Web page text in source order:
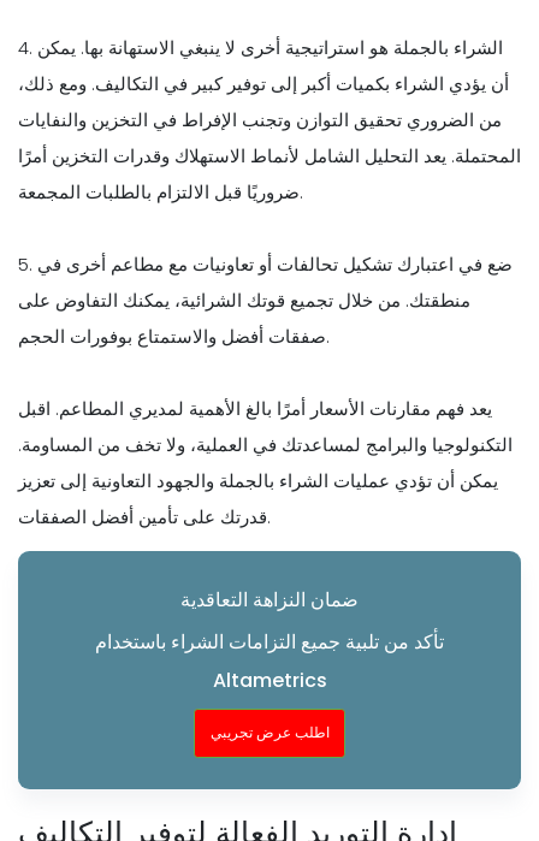
4. الشراء بالجملة هو استراتيجية أخرى لا ينبغي الاستهانة بها. يمكن
أن يؤدي الشراء بكميات أكبر إلى توفير كبير في التكاليف. ومع ذلك،
من الضروري تحقيق التوازن وتجنب الإفراط في التخزين والنفايات
المحتملة. يعد التحليل الشامل لأنماط الاستهلاك وقدرات التخزين أمرًا
ضروريًا قبل الالتزام بالطلبات المجمعة.
5. ضع في اعتبارك تشكيل تحالفات أو تعاونيات مع مطاعم أخرى في
منطقتك. من خلال تجميع قوتك الشرائية، يمكنك التفاوض على
صفقات أفضل والاستمتاع بوفورات الحجم.
يعد فهم مقارنات الأسعار أمرًا بالغ الأهمية لمديري المطاعم. اقبل
التكنولوجيا والبرامج لمساعدتك في العملية، ولا تخف من المساومة.
يمكن أن تؤدي عمليات الشراء بالجملة والجهود التعاونية إلى تعزيز
قدرتك على تأمين أفضل الصفقات.
ضمان النزاهة التعاقدية
تأكد من تلبية جميع التزامات الشراء باستخدام
Altametrics
اطلب عرض تجريبي